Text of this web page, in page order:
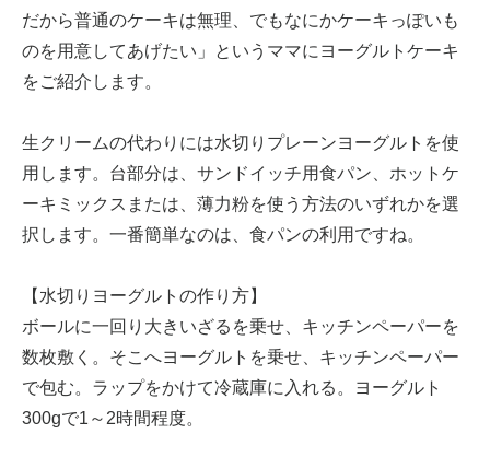
だから普通のケーキは無理、でもなにかケーキっぽいも
のを用意してあげたい」というママにヨーグルトケーキ
をご紹介します。
生クリームの代わりには水切りプレーンヨーグルトを使
用します。台部分は、サンドイッチ用食パン、ホットケ
ーキミックスまたは、薄力粉を使う方法のいずれかを選
択します。一番簡単なのは、食パンの利用ですね。
【水切りヨーグルトの作り方】
ボールに一回り大きいざるを乗せ、キッチンペーパーを
数枚敷く。そこへヨーグルトを乗せ、キッチンペーパー
で包む。ラップをかけて冷蔵庫に入れる。ヨーグルト
300gで1～2時間程度。